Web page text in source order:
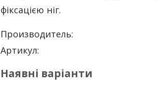
фіксацією ніг.
Производитель:
Артикул:
Наявні варіанти